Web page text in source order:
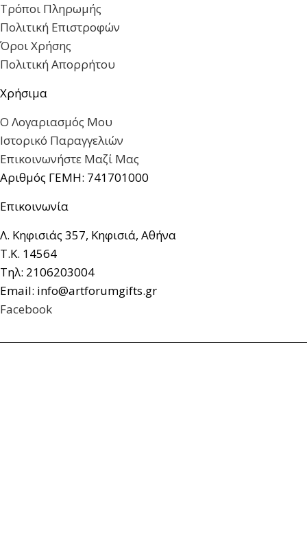
Τρόποι Πληρωμής
Πολιτική Επιστροφών
Όροι Χρήσης
Πολιτική Απορρήτου
Χρήσιμα
Ο Λογαριασμός Μου
Ιστορικό Παραγγελιών
Επικοινωνήστε Μαζί Μας
Αριθμός ΓΕΜΗ: 741701000
Επικοινωνία
Λ. Κηφισιάς 357, Κηφισιά, Αθήνα
Τ.Κ. 14564
Τηλ: 2106203004
Email: info@artforumgifts.gr
Facebook